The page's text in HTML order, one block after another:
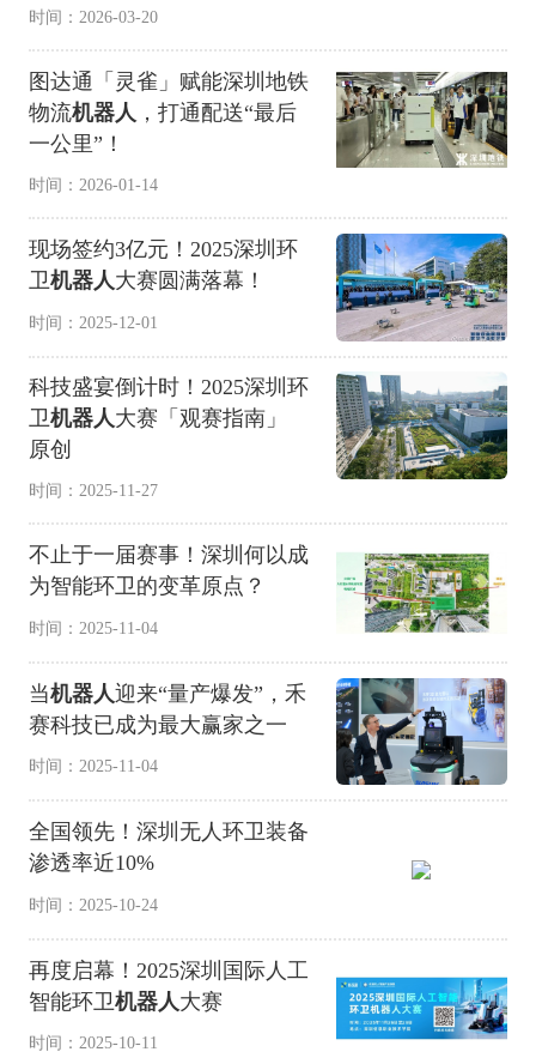
时间：2026-03-20
图达通「灵雀」赋能深圳地铁
物流机器人 ，打通配送“最后
一公里”！
时间：2026-01-14
现场签约3亿元！2025深圳环
卫机器人 大赛圆满落幕！
时间：2025-12-01
科技盛宴倒计时！2025深圳环
卫机器人大赛「观赛指南」
原创
时间：2025-11-27
不止于一届赛事！深圳何以成
为智能环卫的变革原点？
时间：2025-11-04
当机器人迎来“量产爆发”，禾
赛科技已成为最大赢家之一
时间：2025-11-04
全国领先！深圳无人环卫装备
渗透率近10%
时间：2025-10-24
再度启幕！2025深圳国际人工
智能环卫机器人 大赛
时间：2025-10-11